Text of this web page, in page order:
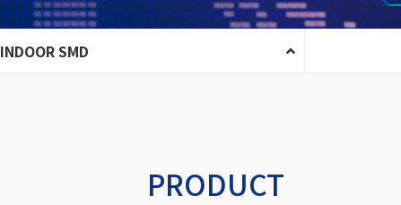
INDOOR SMD
PRODUCT